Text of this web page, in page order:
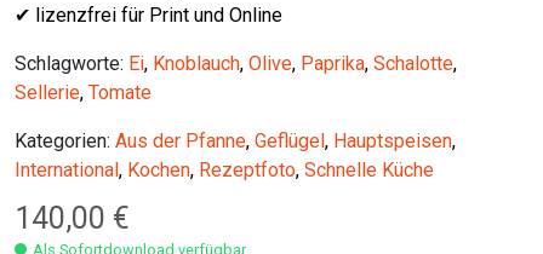
✔ lizenzfrei für Print und Online
Schlagworte: Ei, Knoblauch, Olive, Paprika, Schalotte,
Sellerie, Tomate
Kategorien: Aus der Pfanne, Geflügel , Hauptspeisen,
International , Kochen, Rezeptfoto, Schnelle Küche
140,00 €
Als Sofortdownload verfügbar